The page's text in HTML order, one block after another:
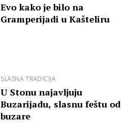
Evo kako je bilo na
Gramperijadi u Kašteliru
SLASNA TRADICIJA
U Stonu najavljuju
Buzarijadu, slasnu feštu od
buzare